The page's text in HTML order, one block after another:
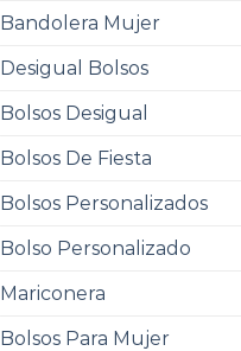
Bandolera Mujer
Desigual Bolsos
Bolsos Desigual
Bolsos De Fiesta
Bolsos Personalizados
Bolso Personalizado
Mariconera
Bolsos Para Mujer